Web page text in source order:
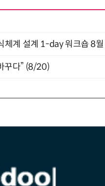
체계 설계 1-day 워크숍 8월
꾸다” (8/20)